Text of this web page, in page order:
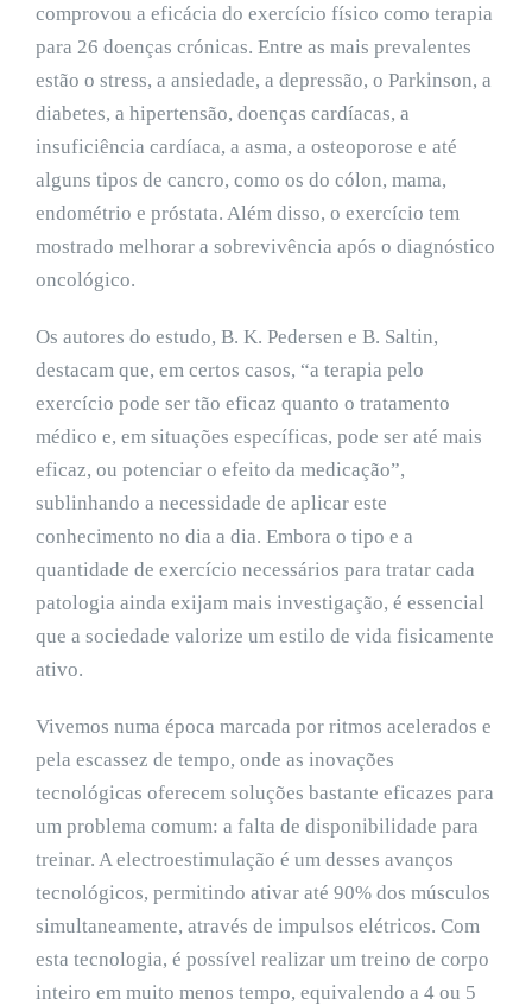
comprovou a eficácia do exercício físico como terapia
para 26 doenças crónicas. Entre as mais prevalentes
estão o stress, a ansiedade, a depressão, o Parkinson, a
diabetes, a hipertensão, doenças cardíacas, a
insuficiência cardíaca, a asma, a osteoporose e até
alguns tipos de cancro, como os do cólon, mama,
endométrio e próstata. Além disso, o exercício tem
mostrado melhorar a sobrevivência após o diagnóstico
oncológico.
Os autores do estudo, B. K. Pedersen e B. Saltin,
destacam que, em certos casos, “a terapia pelo
exercício pode ser tão eficaz quanto o tratamento
médico e, em situações específicas, pode ser até mais
eficaz, ou potenciar o efeito da medicação”,
sublinhando a necessidade de aplicar este
conhecimento no dia a dia. Embora o tipo e a
quantidade de exercício necessários para tratar cada
patologia ainda exijam mais investigação, é essencial
que a sociedade valorize um estilo de vida fisicamente
ativo.
Vivemos numa época marcada por ritmos acelerados e
pela escassez de tempo, onde as inovações
tecnológicas oferecem soluções bastante eficazes para
um problema comum: a falta de disponibilidade para
treinar. A electroestimulação é um desses avanços
tecnológicos, permitindo ativar até 90% dos músculos
simultaneamente, através de impulsos elétricos. Com
esta tecnologia, é possível realizar um treino de corpo
inteiro em muito menos tempo, equivalendo a 4 ou 5